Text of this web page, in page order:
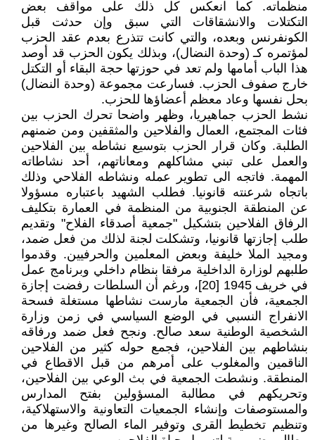
منظماته. كما انعكس كل ذلك على مواقف بعض
التكتلات والانشقاقات التي سبق وإن حدثت قبل
الكونفرنس وبعده، والتي كانت تتذرع بعدم عقد الحزب
لمؤتمره كـ (وحدة النضال)، وبذلك يكون الحزب قد أوصد
هذا الباب أمامها ولم تعد في حوزتها حجة البقاء أو التكتل
خارج صفوف الحزب. فسارعت مجموعة (وحدة النضال)
بحل نفسها وعاد معظم أعضاؤها للحزب.
نشط الحزب جماهيريا، وظهر واضحا تحرك الحزب بين
فئات المجتمع، العمال والفلاحين والمثقفين ومن ضمنهم
الطلبة. وكان قرار الحزب بتوسيع نشاطه بين الفلاحين
والعمل على تبني مشاكلهم ومعاناتهم، أحد نشاطاته
المهمة. فاتجه الى تطوير عمله ونشاطه الفلاحي وذلك
باتجاه شرعنته قانونيا. فطلب الشهيد باعتباره مسؤولا
عن المنطقة الجنوبية من المنظمة في العمارة بتكليف
الرفاق الفلاحين بتشكيل "جمعية أصدقاء الفلاح" وتقديم
طلب إجازتها قانونيا، وتشكلت لجنة لذلك من فعل ضمد،
ومجيد الملا خليفة وبعض المعلمين والحرفيين. وقدموا
طلبهم لوزارة الداخلية مرفقا بنظام داخلي وبرنامج عمل
في خريف 1945 [20]، ورغم أن السلطات رفضت إجازة
الجمعية، فأن الجمعية مارست نشاطها مستغلة فسحة
الانفراج النسبي في الوضع السياسي في زمن وزارة
الشخصية الوطنية سعد صالح. ونجح فعل ضمد ورفاقه
بنشاطهم بين الفلاحين، فجمع حوله كثير من الفلاحين
الناقمين والمغلوب على أمرهم من قبل الاقطاع في
المنطقة. ونشطت الجمعية في بث الوعي بين الفلاحين،
وتحريكهم في مطالبة المسؤولين بفتح المدارس
والمستوصفات وإنشاء الجمعيات التعاونية والاستهلاكية،
وتنظيم تخطيط القرى وتوفير الماء الصالح وغيرها من